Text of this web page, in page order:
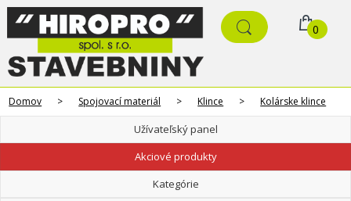
0
Domov > Spojovací materiál > Klince > Kolárske klince
Užívateľský panel
Akciové produkty
Kategórie